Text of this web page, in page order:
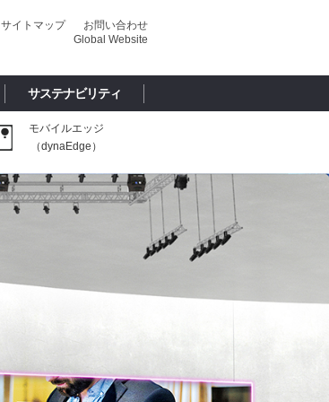
お問い合わせ
サイトマップ
Global Website
サステナビリティ
モバイルエッジ
（dynaEdge）